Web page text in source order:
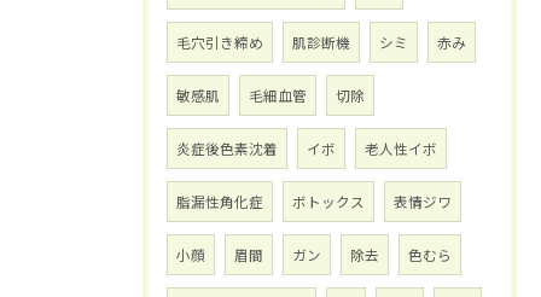
毛穴引き締め 肌診断機 シミ 赤み
敏感肌 毛細血管 切除
炎症後色素沈着 イボ 老人性イボ
脂漏性角化症 ボトックス 表情ジワ
小顔 眉間 ガン 除去 色むら